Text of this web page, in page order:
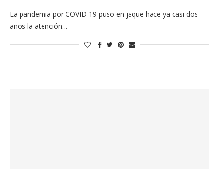
La pandemia por COVID-19 puso en jaque hace ya casi dos
años la atención…